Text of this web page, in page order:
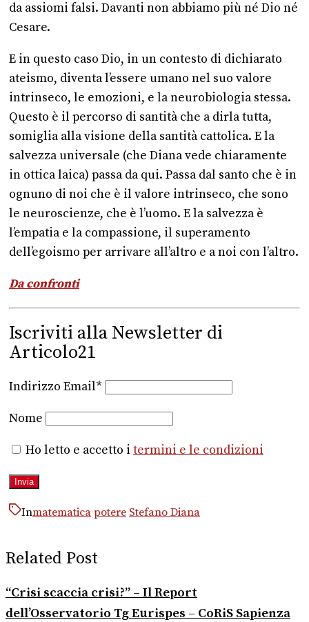
da assiomi falsi. Davanti non abbiamo più né Dio né
Cesare.
E in questo caso Dio, in un contesto di dichiarato
ateismo, diventa l’essere umano nel suo valore
intrinseco, le emozioni, e la neurobiologia stessa.
Questo è il percorso di santità che a dirla tutta,
somiglia alla visione della santità cattolica. E la
salvezza universale (che Diana vede chiaramente
in ottica laica) passa da qui. Passa dal santo che è in
ognuno di noi che è il valore intrinseco, che sono
le neuroscienze, che è l’uomo. E la salvezza è
l’empatia e la compassione, il superamento
dell’egoismo per arrivare all’altro e a noi con l’altro.
Da confronti
Iscriviti alla Newsletter di
Articolo21
Indirizzo Email*
Nome
Ho letto e accetto i termini e le condizioni
Inmatematica potere Stefano Diana
Related Post
“Crisi scaccia crisi?” – Il Report
dell’Osservatorio Tg Eurispes – CoRiS Sapienza